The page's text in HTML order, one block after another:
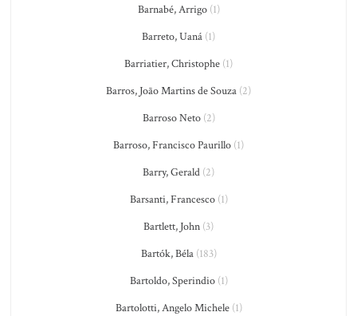
Barnabé, Arrigo(1)
Barreto, Uaná (1)
Barriatier, Christophe (1)
Barros, João Martins de Souza (2)
Barroso Neto(2)
Barroso, Francisco Paurillo (1)
Barry, Gerald (2)
Barsanti, Francesco(1)
Bartlett, John (3)
Bartók, Béla(183)
Bartoldo, Sperindio(1)
Bartolotti, Angelo Michele(1)